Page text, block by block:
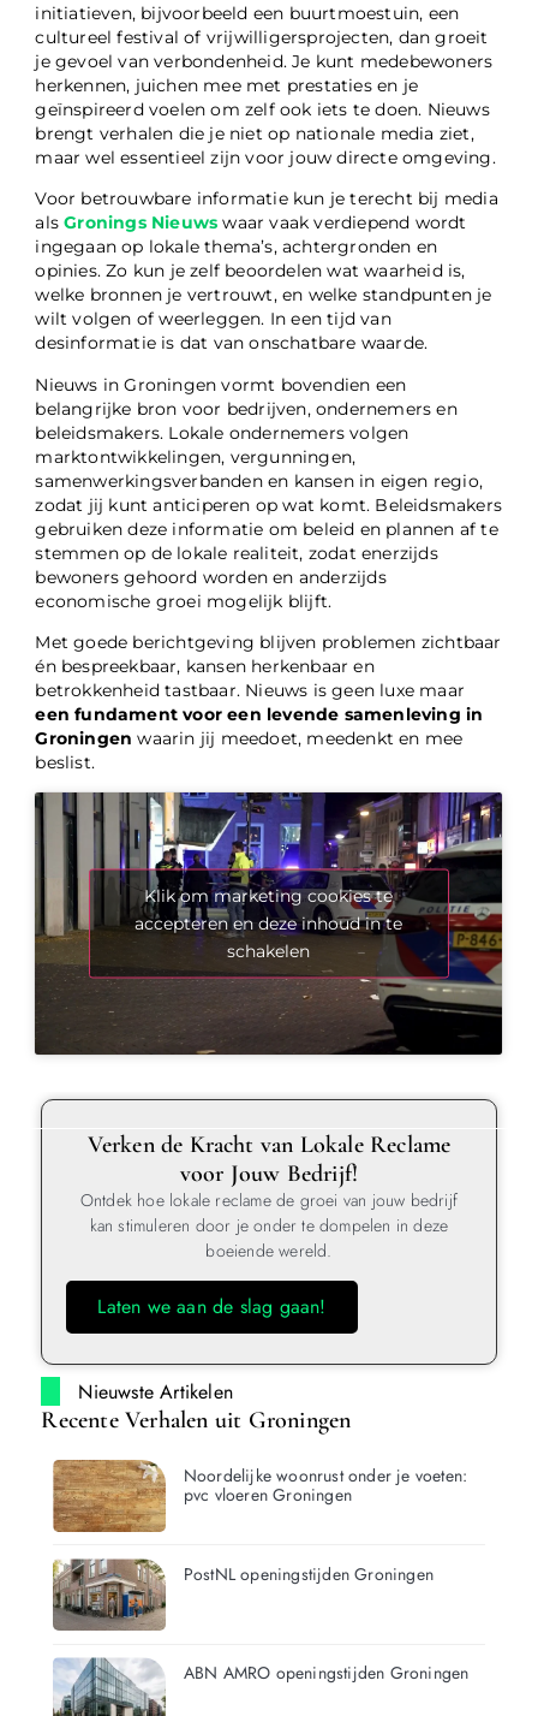
initiatieven, bijvoorbeeld een buurtmoestuin, een
cultureel festival of vrijwilligersprojecten, dan groeit
je gevoel van verbondenheid. Je kunt medebewoners
herkennen, juichen mee met prestaties en je
geïnspireerd voelen om zelf ook iets te doen. Nieuws
brengt verhalen die je niet op nationale media ziet,
maar wel essentieel zijn voor jouw directe omgeving.
Voor betrouwbare informatie kun je terecht bij media
alsGronings Nieuws waar vaak verdiepend wordt
ingegaan op lokale thema’s, achtergronden en
opinies. Zo kun je zelf beoordelen wat waarheid is,
welke bronnen je vertrouwt, en welke standpunten je
wilt volgen of weerleggen. In een tijd van
desinformatie is dat van onschatbare waarde.
Nieuws in Groningen vormt bovendien een
belangrijke bron voor bedrijven, ondernemers en
beleidsmakers. Lokale ondernemers volgen
marktontwikkelingen, vergunningen,
samenwerkingsverbanden en kansen in eigen regio,
zodat jij kunt anticiperen op wat komt. Beleidsmakers
gebruiken deze informatie om beleid en plannen af te
stemmen op de lokale realiteit, zodat enerzijds
bewoners gehoord worden en anderzijds
economische groei mogelijk blijft.
Met goede berichtgeving blijven problemen zichtbaar
én bespreekbaar, kansen herkenbaar en
betrokkenheid tastbaar. Nieuws is geen luxe maar
een fundament voor een levende samenleving in
Groningen waarin jij meedoet, meedenkt en mee
beslist.
Klik om marketing cookies te
accepteren en deze inhoud in te
schakelen
Verken de Kracht van Lokale Reclame
voor Jouw Bedrijf!
Ontdek hoe lokale reclame de groei van jouw bedrijf
kan stimuleren door je onder te dompelen in deze
boeiende wereld.
Laten we aan de slag gaan!
Nieuwste Artikelen
Recente Verhalen uit Groningen
Noordelijke woonrust onder je voeten:
pvc vloeren Groningen
PostNL openingstijden Groningen
ABN AMRO openingstijden Groningen